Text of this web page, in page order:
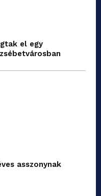
el egy
asszonynak